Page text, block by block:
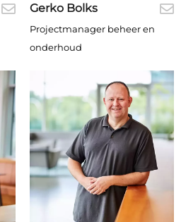
Gerko Bolks
Projectmanager beheer en
onderhoud